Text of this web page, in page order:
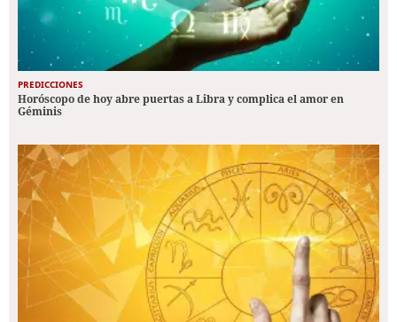
PREDICCIONES
Horóscopo de hoy abre puertas a Libra y complica el amor en
Géminis